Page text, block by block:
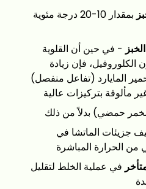
بمقدار 10-20 درجة مئوية
- في حين أن القلوية
فإن زيادة
المايارد (تفاعل منفصل)
مألوفة بتركيزات عالية
حمضي) بدلاً من ذلك
جزيئات الماتشا في
الحرارة المباشرة
في عملية الخلط لتقليل